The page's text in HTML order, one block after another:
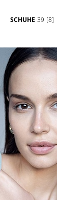
SCHUHE 39 [8]